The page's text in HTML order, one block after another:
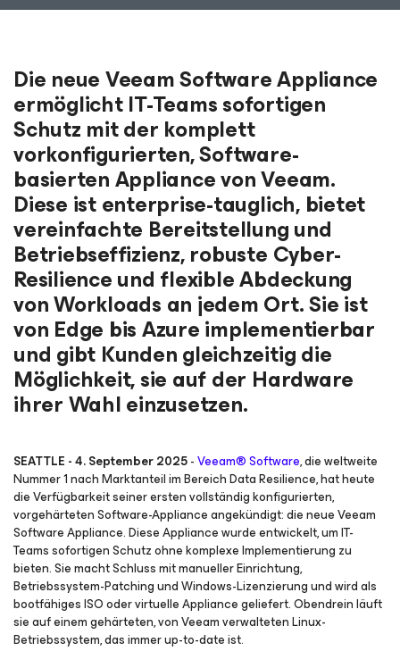
Die neue Veeam Software Appliance
ermöglicht IT-Teams sofortigen
Schutz mit der komplett
vorkonfigurierten, Software-
basierten Appliance von Veeam.
Diese ist enterprise-tauglich, bietet
vereinfachte Bereitstellung und
Betriebseffizienz, robuste Cyber-
Resilience und flexible Abdeckung
von Workloads an jedem Ort. Sie ist
von Edge bis Azure implementierbar
und gibt Kunden gleichzeitig die
Möglichkeit, sie auf der Hardware
ihrer Wahl einzusetzen.
SEATTLE - 4. September 2025-Veeam® Software, die weltweite
Nummer 1 nach Marktanteil im Bereich Data Resilience, hat heute
die Verfügbarkeit seiner ersten vollständig konfigurierten,
vorgehärteten Software-Appliance angekündigt: die neue Veeam
Software Appliance. Diese Appliance wurde entwickelt, um IT-
Teams sofortigen Schutz ohne komplexe Implementierung zu
bieten. Sie macht Schluss mit manueller Einrichtung,
Betriebssystem-Patching und Windows-Lizenzierung und wird als
bootfähiges ISO oder virtuelle Appliance geliefert. Obendrein läuft
sie auf einem gehärteten, von Veeam verwalteten Linux-
Betriebssystem, das immer up-to-date ist.